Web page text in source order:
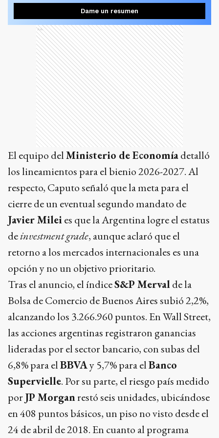
Dame un resumen
Ads
El equipo delMinisterio de Economíadetalló
los lineamientos para el bienio 2026-2027. Al
respecto, Caputo señaló que la meta para el
cierre de un eventual segundo mandato de
Javier Mileies que la Argentina logre el estatus
deinvestment grade, aunque aclaró que el
retorno a los mercados internacionales es una
opción y no un objetivo prioritario.
Tras el anuncio, el índiceS&P Mervalde la
Bolsa de Comercio de Buenos Aires subió 2,2%,
alcanzando los 3.266.960 puntos. En Wall Street,
las acciones argentinas registraron ganancias
lideradas por el sector bancario, con subas del
6,8% para elBBVAy 5,7% para elBanco
Supervielle. Por su parte, el riesgo país medido
porJP Morganrestó seis unidades, ubicándose
en 408 puntos básicos, un piso no visto desde el
24 de abril de 2018. En cuanto al programa